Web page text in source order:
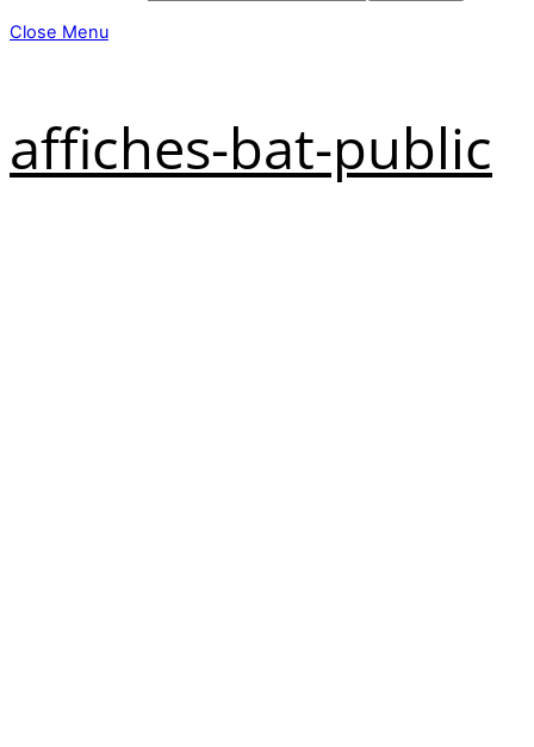
Close Menu
affiches-bat-public